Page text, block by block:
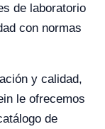
de laboratorio
con normas
y calidad,
le ofrecemos
de